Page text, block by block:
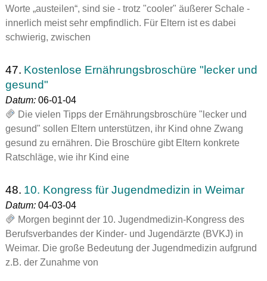
Worte „austeilen“, sind sie - trotz "cooler" äußerer Schale -
innerlich meist sehr empfindlich. Für Eltern ist es dabei
schwierig, zwischen
47. Kostenlose Ernährungsbroschüre "lecker und
gesund"
Datum:06-01-04
Die vielen Tipps der Ernährungsbroschüre "lecker und
gesund" sollen Eltern unterstützen, ihr Kind ohne Zwang
gesund zu ernähren. Die Broschüre gibt Eltern konkrete
Ratschläge, wie ihr Kind eine
48. 10. Kongress für Jugendmedizin in Weimar
Datum:04-03-04
Morgen beginnt der 10. Jugendmedizin-Kongress des
Berufsverbandes der Kinder- und Jugendärzte (BVKJ) in
Weimar. Die große Bedeutung der Jugendmedizin aufgrund
z.B. der Zunahme von